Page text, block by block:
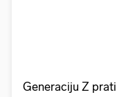
Generaciju Z